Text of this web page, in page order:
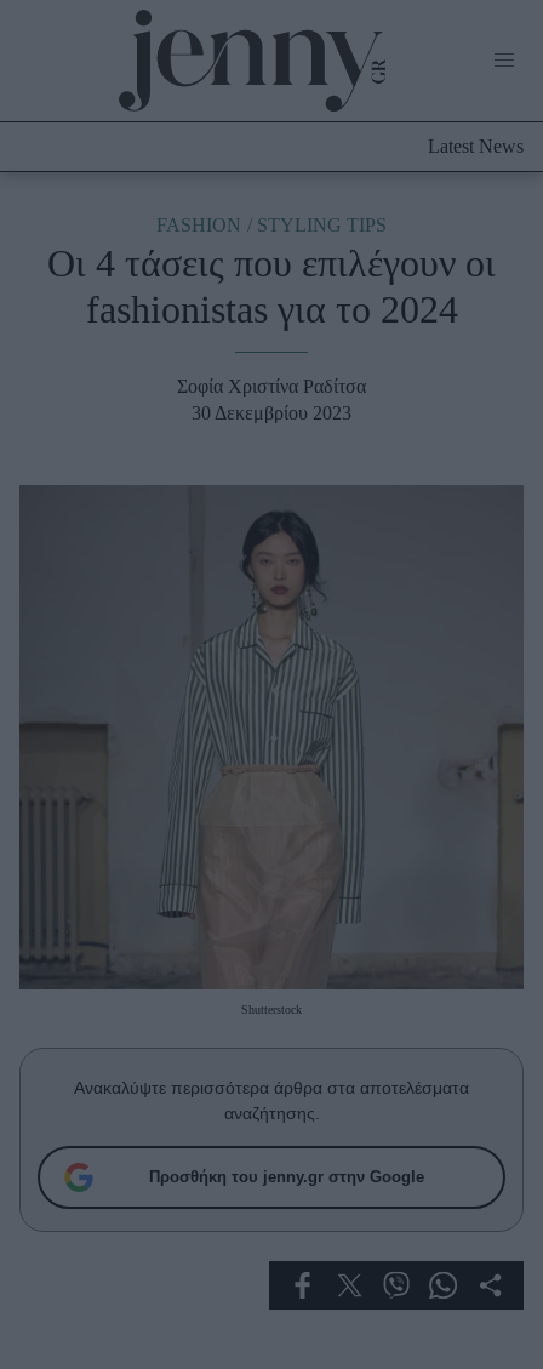
Culture
Fashion
Shopping
Fitness
Woman Power
Working Girl
Πρόσωπα
Celebrities
Who
True Stories
Ask the Guru
Latest News
FASHION STYLING TIPS
Οι 4 τάσεις που επιλέγουν οι
fashionistas για το 2024
Σοφία Χριστίνα Ραδίτσα
30 Δεκεμβρίου 2023
Shutterstock
Ανακαλύψτε περισσότερα άρθρα στα αποτελέσματα
αναζήτησης.
Προσθήκη του jenny.gr στην Google